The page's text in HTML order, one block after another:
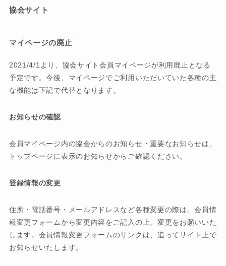
協会サイト
マイページの廃止
2021/4/1より、協会サイト会員マイページが利用廃止となる
予定です。今後、マイページでご利用いただいていた各種の主
な機能は下記で代替となります。
お知らせの確認
会員マイページ内の協会からのお知らせ・重要なお知らせは、
トップページに表示のお知らせからご確認ください。
登録情報の変更
住所・電話番号・メールアドレスなど各種変更の際は、会員情
報変更フォームから変更内容をご記入の上、変更をお願いいた
します。会員情報変更フォームのリンクは、追ってサイト上で
お知らせいたします。